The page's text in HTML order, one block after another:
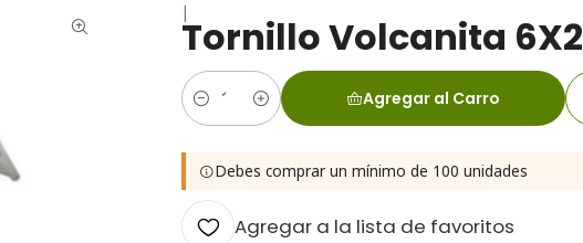
|
Tornillo Volcanita 6X2
Cantidad
Agregar al Carro
Debes comprar un mínimo de 100 unidades
Agregar a la lista de favoritos